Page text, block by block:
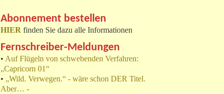
Abonnement bestellen
HIER finden Sie dazu alle Informationen
Fernschreiber-Meldungen
• Auf Flügeln von schwebenden Verfahren:
„Capricorn 01“
• „Wild. Verwegen.“ - wäre schon DER Titel.
Aber… -